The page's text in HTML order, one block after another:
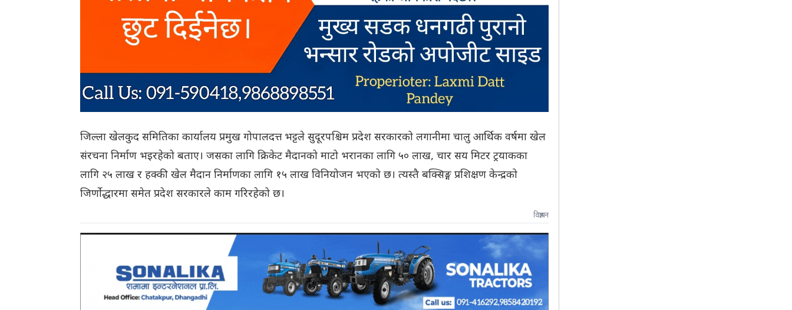
जिल्ला खेलकुद समितिका कार्यालय प्रमुख गोपालदत्त भट्टले सुदूरपश्चिम प्रदेश सरकारको लगानीमा चालु आर्थिक वर्षमा खेल
संरचना निर्माण भइरहेको बताए। जसका लागि क्रिकेट मैदानको माटो भरानका लागि ५० लाख, चार सय मिटर ट्रयाकका
लागि २५ लाख र हक्की खेल मैदान निर्माणका लागि १५ लाख विनियोजन भएको छ। त्यस्तै बक्सिङ्ग प्रशिक्षण केन्द्रको
जिर्णोद्धारमा समेत प्रदेश सरकारले काम गरिरहेको छ।
विज्ञापन